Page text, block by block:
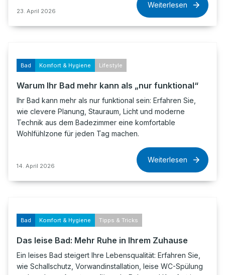
23. April 2026
Weiterlesen
Bad Komfort & Hygiene Lifestyle
Warum Ihr Bad mehr kann als „nur funktional“
Ihr Bad kann mehr als nur funktional sein: Erfahren Sie,
wie clevere Planung, Stauraum, Licht und moderne
Technik aus dem Badezimmer eine komfortable
Wohlfühlzone für jeden Tag machen.
14. April 2026
Weiterlesen
Bad Komfort & Hygiene Tipps & Tricks
Das leise Bad: Mehr Ruhe in Ihrem Zuhause
Ein leises Bad steigert Ihre Lebensqualität: Erfahren Sie,
wie Schallschutz, Vorwandinstallation, leise WC-Spülung